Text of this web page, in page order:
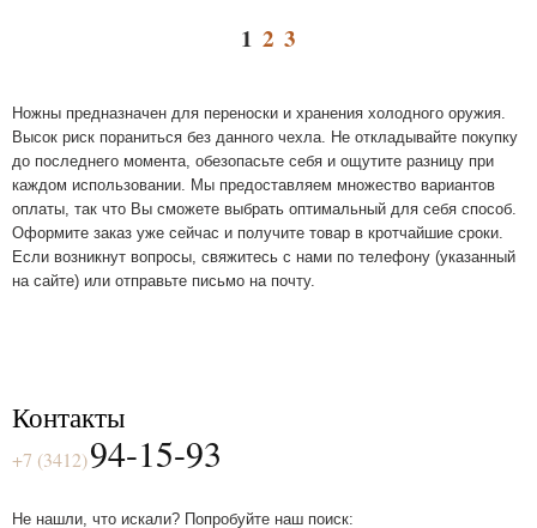
1 2 3
Ножны предназначен для переноски и хранения холодного оружия.
Высок риск пораниться без данного чехла. Не откладывайте покупку
до последнего момента, обезопасьте себя и ощутите разницу при
каждом использовании. Мы предоставляем множество вариантов
оплаты, так что Вы сможете выбрать оптимальный для себя способ.
Оформите заказ уже сейчас и получите товар в кротчайшие сроки.
Если возникнут вопросы, свяжитесь с нами по телефону (указанный
на сайте) или отправьте письмо на почту.
Контакты
+7 (3412)94-15-93
Не нашли, что искали? Попробуйте наш поиск: